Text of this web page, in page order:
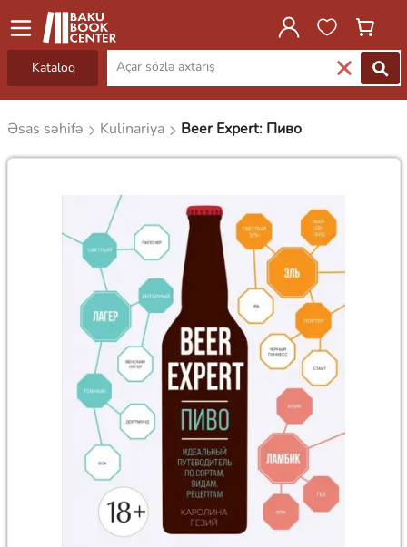
Kataloq
Əsas səhifə Kulinariya Beer Expert: Пиво